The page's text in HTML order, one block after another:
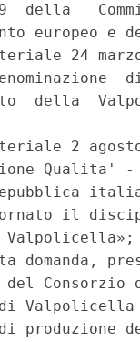
della
europeo
24
della
2
Qualita'
il
domanda,
del
di
produzione